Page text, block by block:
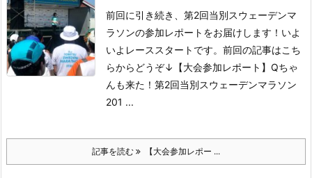
前回に引き続き、第2回当別スウェーデンマ
ラソンの参加レポートをお届けします！いよ
いよレーススタートです。 前回の記事はこち
らからどうぞ↓
【大会参加レポート】Qちゃ
んも来た！第2回当別スウェーデンマラソン
201 ...
記事を読む 【大会参加レポー ...